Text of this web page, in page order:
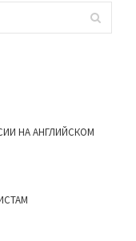
НА АНГЛИЙСКОМ